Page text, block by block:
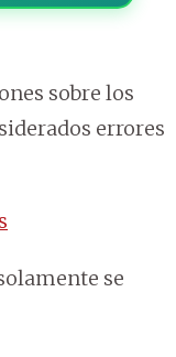
sobre los
errores
se